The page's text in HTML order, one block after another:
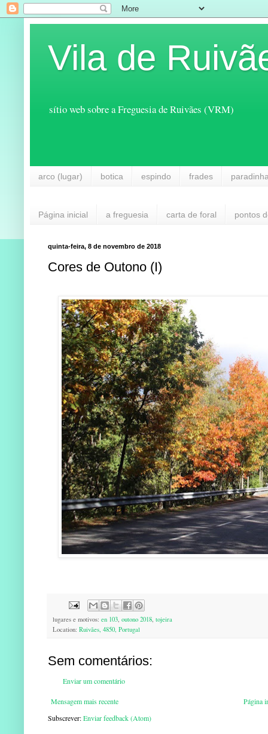
Vila de
sítio web sobre a Freguesia de Ruivães (VRM)
arco (lugar) botica espindo frades
Página inicial a freguesia carta de foral pontos
quinta-feira, 8 de novembro de 2018
Cores de Outono (I)
lugares e motivos: en 103, outono 2018, tojeira
Location: Ruivães, 4850, Portugal
Sem comentários:
Enviar um comentário
Mensagem mais recente
Página
Subscrever:Enviar feedback (Atom)